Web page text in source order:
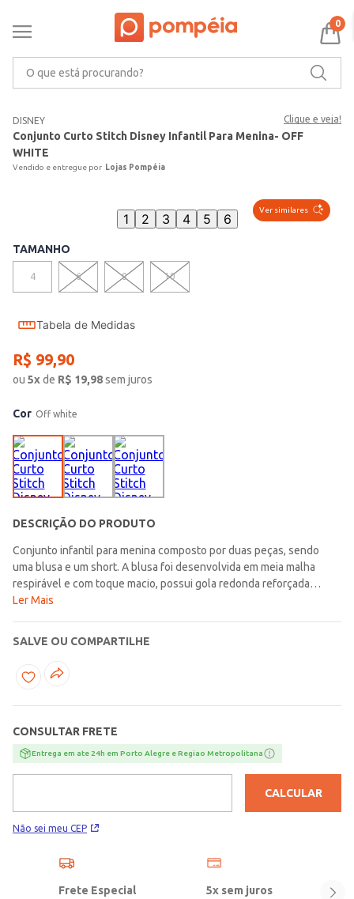
0
DISNEY Clique e veja!
Conjunto Curto Stitch Disney Infantil Para Menina- OFF
WHITE
Lojas Pompéia
Ver similares
1 2 3 4 5 6
TAMANHO
4 6 8 10
Tabela de Medidas
R$ 99,90
ou 5xde R$ 19,98sem juros
Cor Off white
DESCRIÇÃO DO PRODUTO
Conjunto infantil para menina composto por duas peças, sendo
uma blusa e um short. A blusa foi desenvolvida em meia malha
respirável e com toque macio, possui gola redonda reforçada
internamente, mangas curtas e acabamentos simples. Conta com
visual, deixando a peça ainda mais charmosa. O short foi
desenvolvido em moletinho, um tecido macio com textura sutil na
parte interna, ele apresenta cós volumoso elástico com cordão
conjunto básico que não pode faltar no guarda-roupas
infantil!\n\nTecido Blusa: Meia Malha\nTecido Short:
Moletinho\nComposição: 100% algodão
Ler Mais
SALVE OU COMPARTILHE
CONSULTAR FRETE
Entrega em ate 24h em Porto Alegre e Regiao Metropolitana
Não sei meu CEP
CALCULAR
Frete Especial 5x sem juros